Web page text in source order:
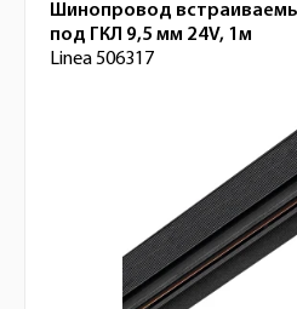
Шинопровод
под ГКЛ 9,5 мм 24V, 1м
Linea 506317